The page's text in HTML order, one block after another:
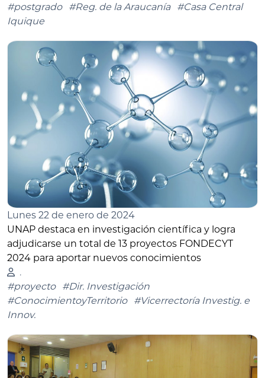
#postgrado
#Reg. de la Araucanía
#Casa Central
Iquique
Lunes 22 de enero de 2024
UNAP destaca en investigación científica y logra
adjudicarse un total de 13 proyectos FONDECYT
2024 para aportar nuevos conocimientos
.
#proyecto
#Dir. Investigación
#ConocimientoyTerritorio
#Vicerrectoría Investig. e
Innov.